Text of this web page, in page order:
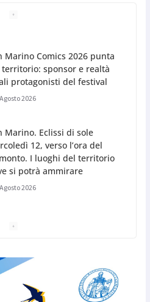
sponsor e realtà
protagonisti del festival
2026
12, verso l’ora del
I luoghi del territorio
si potrà ammirare
2026
2026